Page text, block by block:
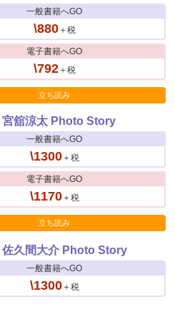
一般書籍へGO
\880＋税
電子書籍へGO
\792＋税
立ち読み
舘涼太 Photo Story
一般書籍へGO
\1300＋税
電子書籍へGO
\1170＋税
立ち読み
久間大介 Photo Story
一般書籍へGO
\1300＋税